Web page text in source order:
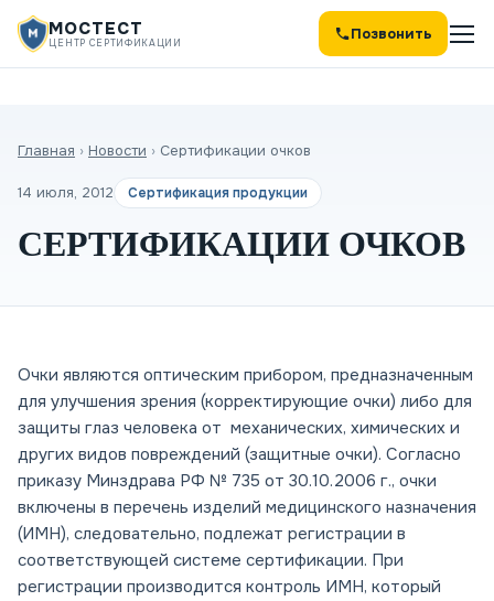
МОСТЕСТ
ЦЕНТР СЕРТИФИКАЦИИ Позвонить
Главная › Новости › Сертификации очков
14 июля, 2012 Сертификация продукции
СЕРТИФИКАЦИИ ОЧКОВ
Очки являются оптическим прибором, предназначенным
для улучшения зрения (корректирующие очки) либо для
защиты глаз человека от механических, химических и
других видов повреждений (защитные очки). Согласно
приказу Минздрава РФ № 735 от 30.10.2006 г., очки
включены в перечень изделий медицинского назначения
(ИМН), следовательно, подлежат регистрации в
соответствующей системе сертификации. При
регистрации производится контроль ИМН, который